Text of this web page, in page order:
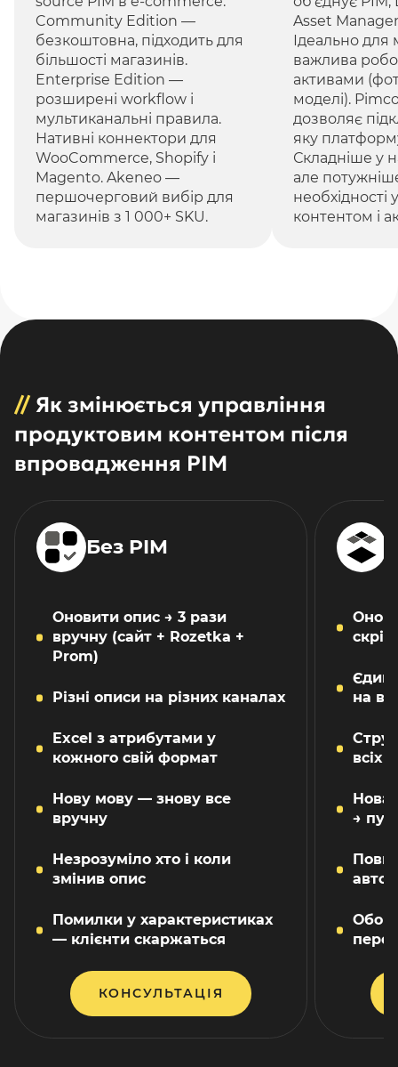
Community Edition —
безкоштовна, підходить для
більшості магазинів.
Enterprise Edition —
розширені workflow і
мультиканальні правила.
Нативні коннектори для
WooCommerce, Shopify і
Magento. Akeneo —
першочерговий вибір для
магазинів з 1 000+ SKU.
Asset
Ідеально для
важлива
активами
моделі).
дозволяє
яку
Складніше у
але
необхідності
контентом і
// Як змінюється управління
продуктовим контентом після
впровадження PIM
Без PIM
Оновити опис → 3 рази
вручну (сайт + Rozetka +
Prom)
Різні описи на різних каналах
Excel з атрибутами у
кожного свій формат
Нову мову — знову все
вручну
Незрозуміло хто і коли
змінив опис
Помилки у характеристиках
— клієнти скаржаться
КОНСУЛЬТАЦІЯ
на
всіх
Нова
→